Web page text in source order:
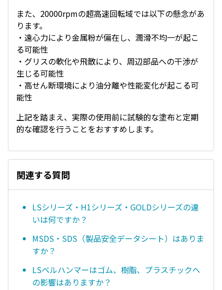
また、20000rpmの超高速回転域では以下の懸念があ
ります。
・遠心力により金属粉が偏在し、潤滑不均一が起こ
る可能性
・グリスの軟化や飛散により、周辺部品への干渉が
生じる可能性
・高せん断環境により油分離や性能変化が起こる可
能性
上記を踏まえ、実際の使用前に試験的な塗布と定期
的な確認を行うことをおすすめします。
関連する質問
LSシリーズ・H1シリーズ・GOLDシリーズの違
いは何ですか？
MSDS・SDS（製品安全データシート）はありま
すか？
LSベルハンマーはゴム、樹脂、プラスチックへ
の影響はありますか？